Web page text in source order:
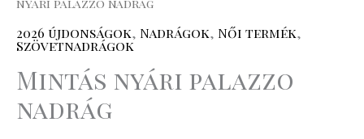
nyári palazzo nadrág
2026 újdonságok, Nadrágok, Női termék,
Szövetnadrágok
Mintás nyári palazzo
nadrág